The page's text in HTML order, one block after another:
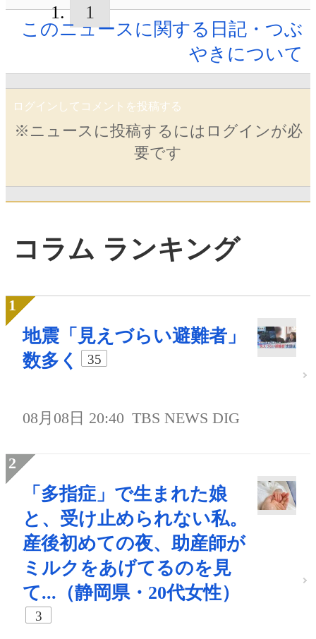
1
このニュースに関する日記・つぶ
やきについて
ログインしてコメントを投稿する
※ニュースに投稿するにはログインが必
要です
コラム ランキング
地震「見えづらい避難者」
数多く
35
08月08日 20:40 TBS NEWS DIG
「多指症」で生まれた娘
と、受け止められない私。
産後初めての夜、助産師が
ミルクをあげてるのを見
て...（静岡県・20代女性）
3